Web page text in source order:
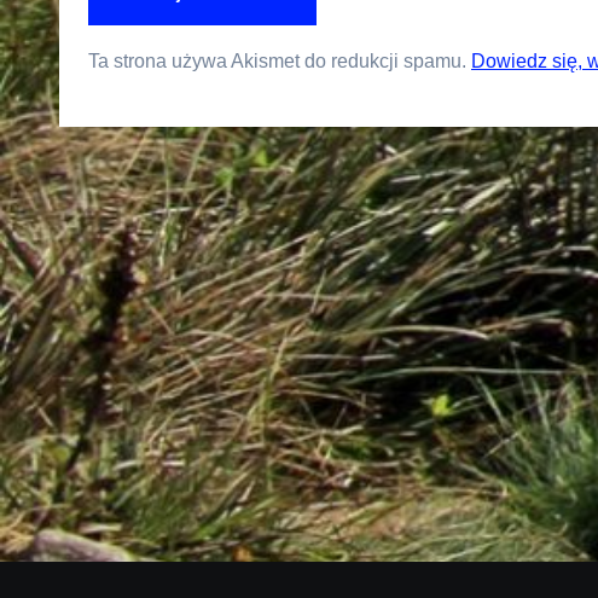
Ta strona używa Akismet do redukcji spamu. Dowiedz się,